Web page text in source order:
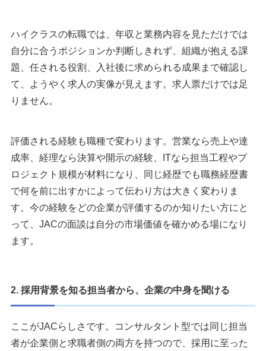
ハイクラスの転職では、年収と業務内容を見ただけでは
自分に合うポジションか判断しきれず、組織が抱える課
題、任される役割、入社後に求められる成果まで確認し
て、ようやく求人の実像が見えます。求人票だけでは足
りません。
評価される経験も職種で変わります。営業なら売上や達
成率、経理なら決算や開示の経験、ITなら担当工程やプ
ロジェクト規模が材料になり、同じ経歴でも職務経歴書
で何を前に出すかによって伝わり方は大きく変わりま
す。今の経験をどの企業が評価するのか知りたい方にと
って、JACの面談は自分の市場価値を確かめる場になり
ます。
2. 採用背景を知る担当者から、企業の中身を聞ける
ここがJACらしさです。コンサルタント型では同じ担当
者が企業側と求職者側の両方を持つので、採用に至った